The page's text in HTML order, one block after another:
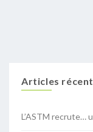
Articles
L’ASTM recrute…